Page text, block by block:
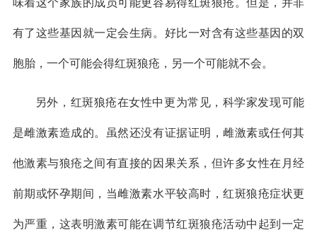
有了这些基因就一定会生病。好比一对含有这些基因的双
胞胎，一个可能会得红斑狼疮，另一个可能就不会。
另外，红斑狼疮在女性中更为常见，科学家发现可能
是雌激素造成的。虽然还没有证据证明，雌激素或任何其
他激素与狼疮之间有直接的因果关系，但许多女性在月经
前期或怀孕期间，当雌激素水平较高时，红斑狼疮症状更
为严重，这表明激素可能在调节红斑狼疮活动中起到一定